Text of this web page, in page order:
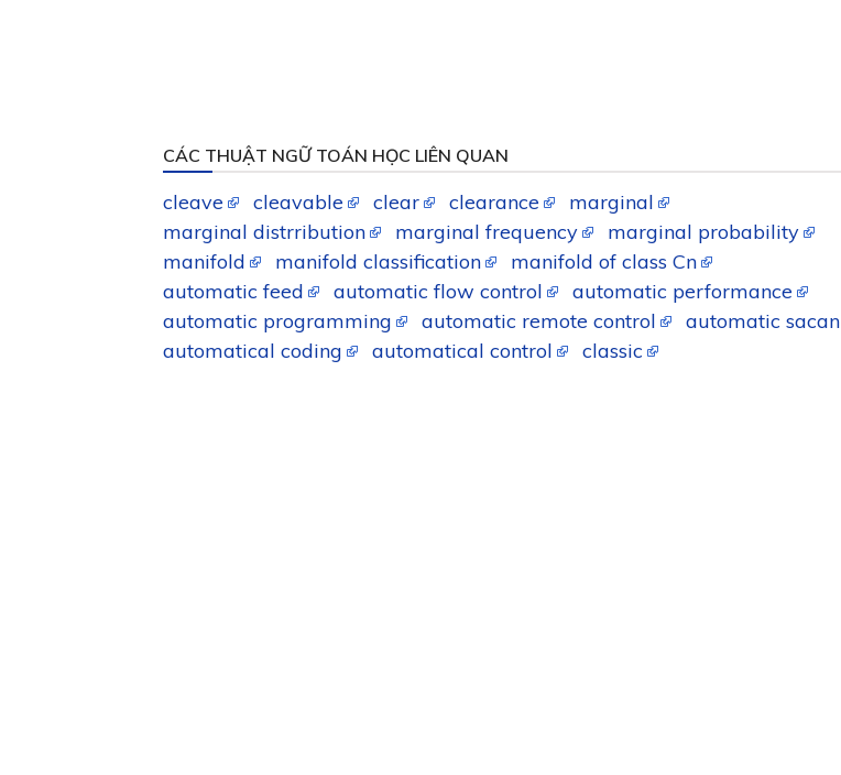
CÁC THUẬT NGỮ TOÁN HỌC LIÊN QUAN
cleave cleavable clear clearance
marginal
marginal distrribution
marginal frequency
marginal probability
manifold
manifold classification
manifold of class Cn
automatic feed
automatic flow control
automatic performance
automatic programming
automatic remote control
automatic sacan
automatical coding
automatical control classic